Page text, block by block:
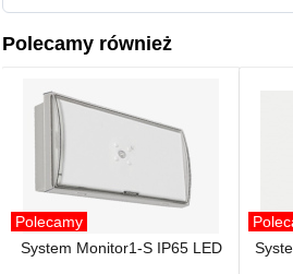
Polecamy również
Polecamy
System Monitor1-S IP65 LED